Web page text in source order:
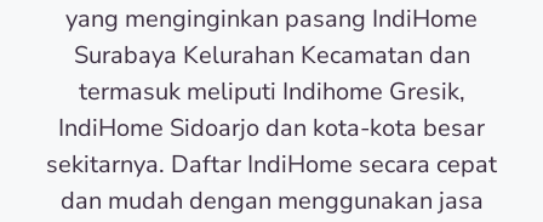
yang menginginkan pasang IndiHome
Surabaya Kelurahan Kecamatan dan
termasuk meliputi Indihome Gresik,
IndiHome Sidoarjo dan kota-kota besar
sekitarnya. Daftar IndiHome secara cepat
dan mudah dengan menggunakan jasa